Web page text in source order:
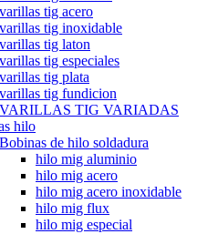
varillas tig acero
varillas tig inoxidable
varillas tig laton
varillas tig especiales
varillas tig plata
varillas tig fundicion
VARILLAS TIG VARIADAS
hilo
Bobinas de hilo soldadura
hilo mig aluminio
hilo mig acero
hilo mig acero inoxidable
hilo mig flux
hilo mig especial